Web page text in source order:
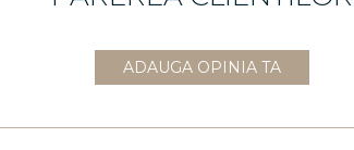
ADAUGA OPINIA TA